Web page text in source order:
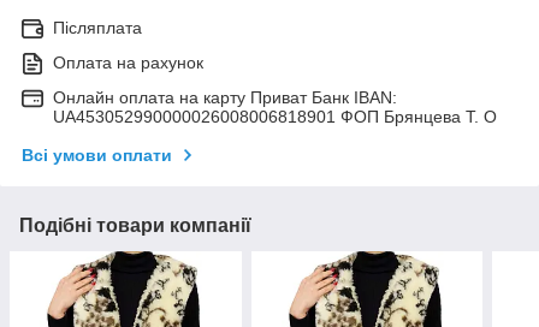
Післяплата
Оплата на рахунок
Онлайн оплата на карту Приват Банк IBAN:
UA453052990000026008006818901 ФОП Брянцева Т. О
Всі умови оплати
Подібні товари компанії